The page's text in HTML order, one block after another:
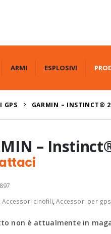
ARMI ESPLOSIVI
GPS GARMIN – INSTINCT®
–
Accessori cinofili,Accessori per gps
non è attualmente in